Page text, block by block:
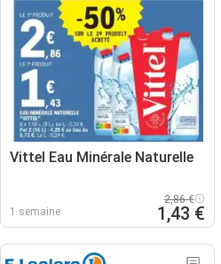
Vittel Eau Minérale Naturelle
1 semaine
2,86 €
1,43 €